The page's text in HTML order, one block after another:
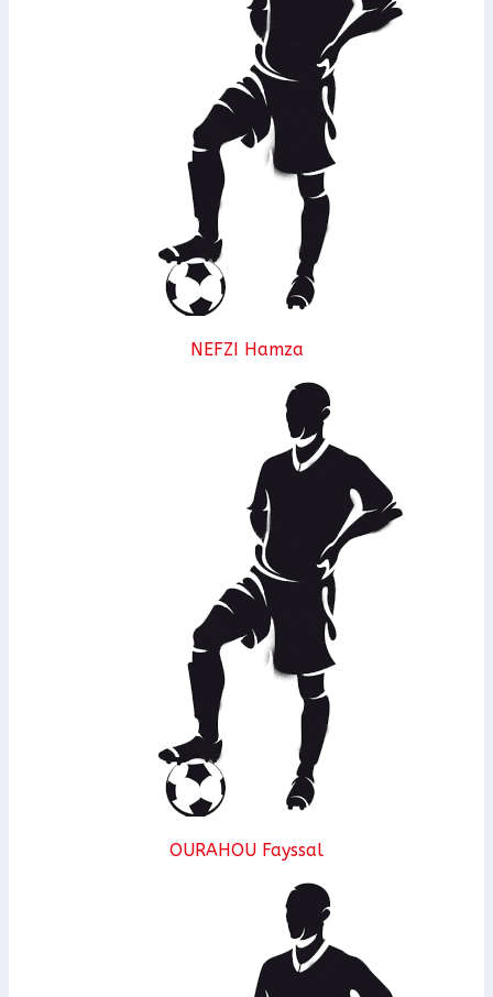
NEFZI Hamza
OURAHOU Fayssal